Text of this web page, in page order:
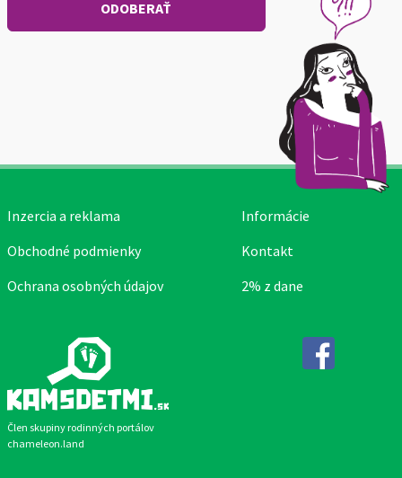
Člen skupiny rodinných portálov
chameleon.land
Inzercia a reklama
Obchodné podmienky
Ochrana osobných údajov
Informácie
Kontakt
2% z dane